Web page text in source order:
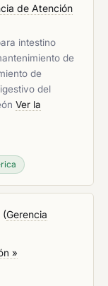
de Atención
intestino
de
de
del
Ver la
(Gerencia
»